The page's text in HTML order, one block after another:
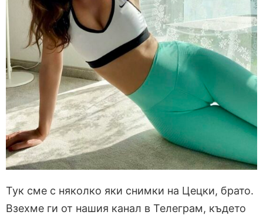
Тук сме с няколко яки снимки на Цецки, брато.
Взехме ги от нашия канал в Телеграм, където